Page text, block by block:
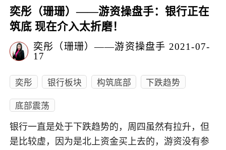
奕彤（珊珊）——游资操盘手：银行正在
筑底 现在介入太折磨！
奕彤（珊珊）——游资操盘手 2021-07-
17
奕彤 银行板块 构筑底部
下跌趋势
底部震荡
银行一直是处于下跌趋势的，周四虽然有拉升，但
是比较虚，因为是北上资金买上去的，游资没有参